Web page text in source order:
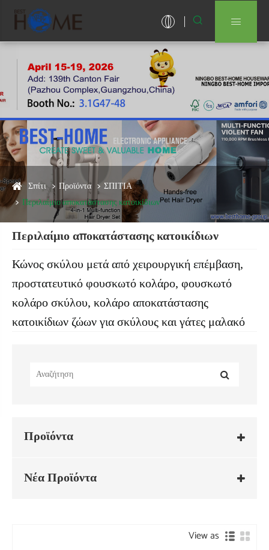
 
Σπίτι Προϊόντα
ΣΠΙΤΙΑ
Περιλαίμιο αποκατάστασης κατοικίδιων
Περιλαίμιο αποκατάστασης κατοικίδιων
Κώνος σκύλου μετά από χειρουργική επέμβαση,
προστατευτικό φουσκωτό κολάρο, φουσκωτό
κολάρο σκύλου, κολάρο αποκατάστασης
κατοικίδιων ζώων για σκύλους και γάτες μαλακό
Προϊόντα
Νέα Προϊόντα
View as